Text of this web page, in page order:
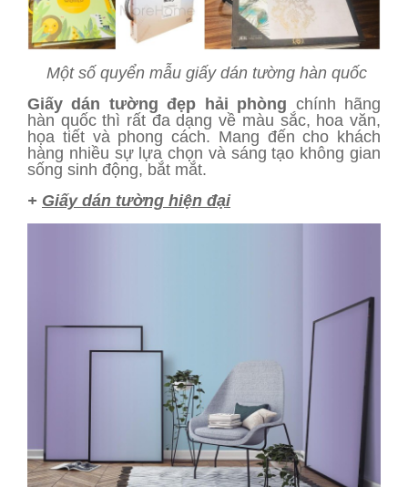
Một số quyển mẫu giấy dán tường hàn quốc
Giấy dán tường đẹp hải phòng chính hãng
hàn quốc thì rất đa dạng về màu sắc, hoa văn,
họa tiết và phong cách. Mang đến cho khách
hàng nhiều sự lựa chọn và sáng tạo không gian
sống sinh động, bắt mắt.
+ Giấy dán tường hiện đại